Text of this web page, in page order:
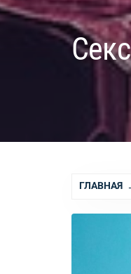
Секс
ГЛАВНАЯ